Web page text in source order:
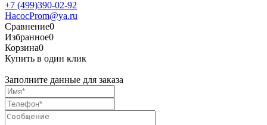
+7 (499)390-02-92
HacocProm@ya.ru
Сравнение0
Избранное0
Корзина0
Купить в один клик
Заполните данные для заказа